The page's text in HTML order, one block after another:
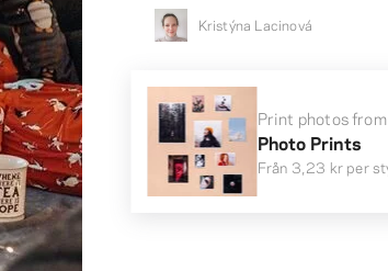
Kristýna Lacinová
Print photos
Photo Prints
Från 3,23 krper